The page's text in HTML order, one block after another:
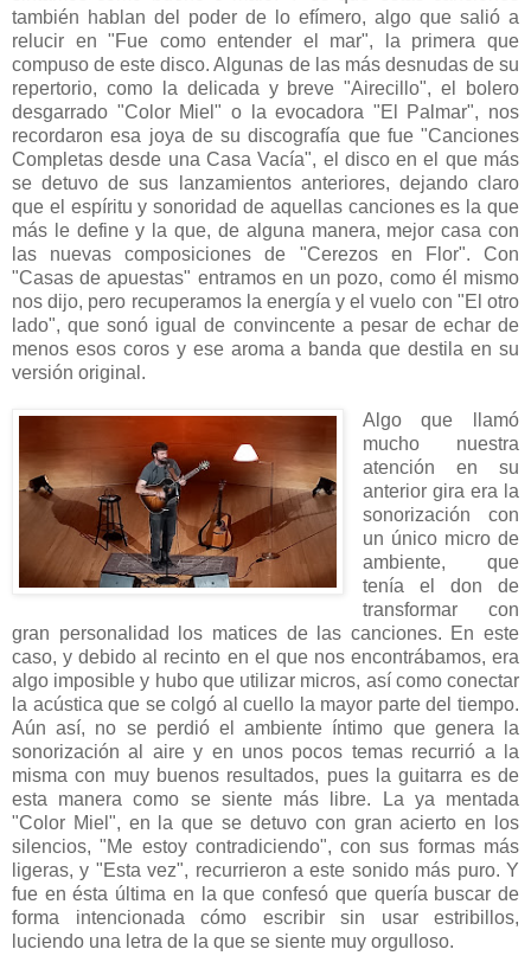
también hablan del poder de lo efímero, algo que salió a
relucir en "Fue como entender el mar", la primera que
compuso de este disco. Algunas de las más desnudas de su
repertorio, como la delicada y breve "Airecillo", el bolero
desgarrado "Color Miel" o la evocadora "El Palmar", nos
recordaron esa joya de su discografía que fue "Canciones
Completas desde una Casa Vacía", el disco en el que más
se detuvo de sus lanzamientos anteriores, dejando claro
que el espíritu y sonoridad de aquellas canciones es la que
más le define y la que, de alguna manera, mejor casa con
las nuevas composiciones de "Cerezos en Flor". Con
"Casas de apuestas" entramos en un pozo, como él mismo
nos dijo, pero recuperamos la energía y el vuelo con "El otro
lado", que sonó igual de convincente a pesar de echar de
menos esos coros y ese aroma a banda que destila en su
versión original.
Algo que llamó
mucho nuestra
atención en su
anterior gira era la
sonorización con
un único micro de
ambiente, que
tenía el don de
transformar con
gran personalidad los matices de las canciones. En este
caso, y debido al recinto en el que nos encontrábamos, era
algo imposible y hubo que utilizar micros, así como conectar
la acústica que se colgó al cuello la mayor parte del tiempo.
Aún así, no se perdió el ambiente íntimo que genera la
sonorización al aire y en unos pocos temas recurrió a la
misma con muy buenos resultados, pues la guitarra es de
esta manera como se siente más libre. La ya mentada
"Color Miel", en la que se detuvo con gran acierto en los
silencios, "Me estoy contradiciendo", con sus formas más
ligeras, y "Esta vez", recurrieron a este sonido más puro. Y
fue en ésta última en la que confesó que quería buscar de
forma intencionada cómo escribir sin usar estribillos,
luciendo una letra de la que se siente muy orgulloso.